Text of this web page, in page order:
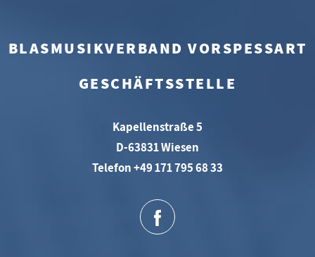
BLASMUSIKVERBAND VORSPESSART
GESCHÄFTSSTELLE
Kapellenstraße 5
D-63831 Wiesen
Telefon +49 171 795 68 33